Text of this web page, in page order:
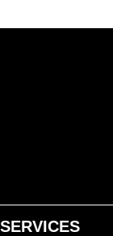
SERVICES